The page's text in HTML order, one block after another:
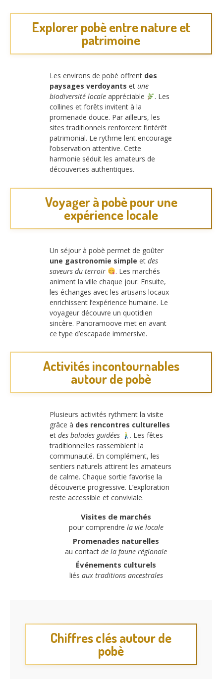
Explorer pobè entre nature et
patrimoine
Les environs de pobè offrent des
paysages verdoyants et une
biodiversité locale appréciable
. Les
collines et forêts invitent à la
promenade douce. Par ailleurs, les
sites traditionnels renforcent l’intérêt
patrimonial. Le rythme lent encourage
l’observation attentive. Cette
harmonie séduit les amateurs de
découvertes authentiques.
Voyager à pobè pour une
expérience locale
Un séjour à pobè permet de goûter
une gastronomie simple et des
saveurs du terroir
. Les marchés
animent la ville chaque jour. Ensuite,
les échanges avec les artisans locaux
enrichissent l’expérience humaine. Le
voyageur découvre un quotidien
sincère. Panoramoove met en avant
ce type d’escapade immersive.
Activités incontournables
autour de pobè
Plusieurs activités rythment la visite
grâce à des rencontres culturelles
et des balades guidées
. Les fêtes
traditionnelles rassemblent la
communauté. En complément, les
sentiers naturels attirent les amateurs
de calme. Chaque sortie favorise la
découverte progressive. L’exploration
reste accessible et conviviale.
Visites de marchés
pour comprendre la vie locale
Promenades naturelles
au contact de la faune régionale
Événements culturels
liés aux traditions ancestrales
Chiffres clés autour de
pobè